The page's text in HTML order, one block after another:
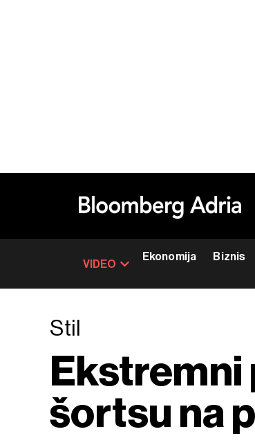
VIDEO
Ekonomija Biznis
Stil
Ekstremni
šortsu na